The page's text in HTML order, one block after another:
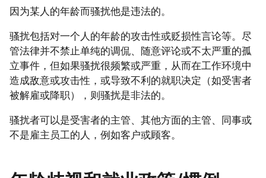
因为某人的年龄而骚扰他是违法的。
骚扰包括对一个人的年龄的攻击性或贬损性言论等。尽
管法律并不禁止单纯的调侃、随意评论或不太严重的孤
立事件，但如果骚扰很频繁或严重，从而在工作环境中
造成敌意或攻击性，或导致不利的就职决定（如受害者
被解雇或降职），则骚扰是非法的。
骚扰者可以是受害者的主管、其他方面的主管、同事或
不是雇主员工的人，例如客户或顾客。